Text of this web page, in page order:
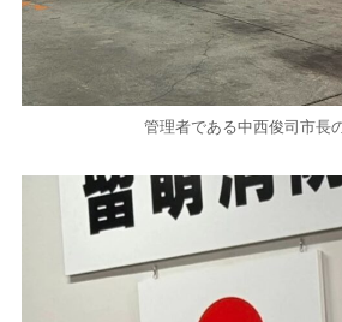
管理者である中西俊司市長